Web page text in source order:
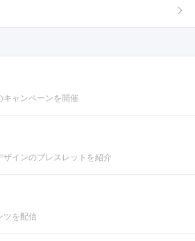
キャンペーンを開催
インのブレスレットを紹介
ツを配信